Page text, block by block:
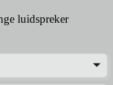
luidspreker